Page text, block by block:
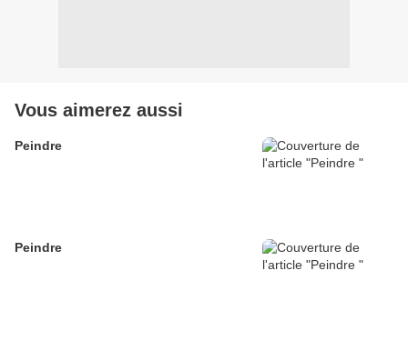
Vous aimerez aussi
Peindre
Peindre